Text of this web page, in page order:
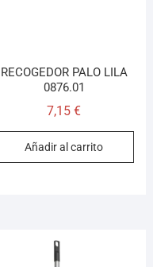
RECOGEDOR PALO LILA
0876.01
7,15€
Añadir al carrito